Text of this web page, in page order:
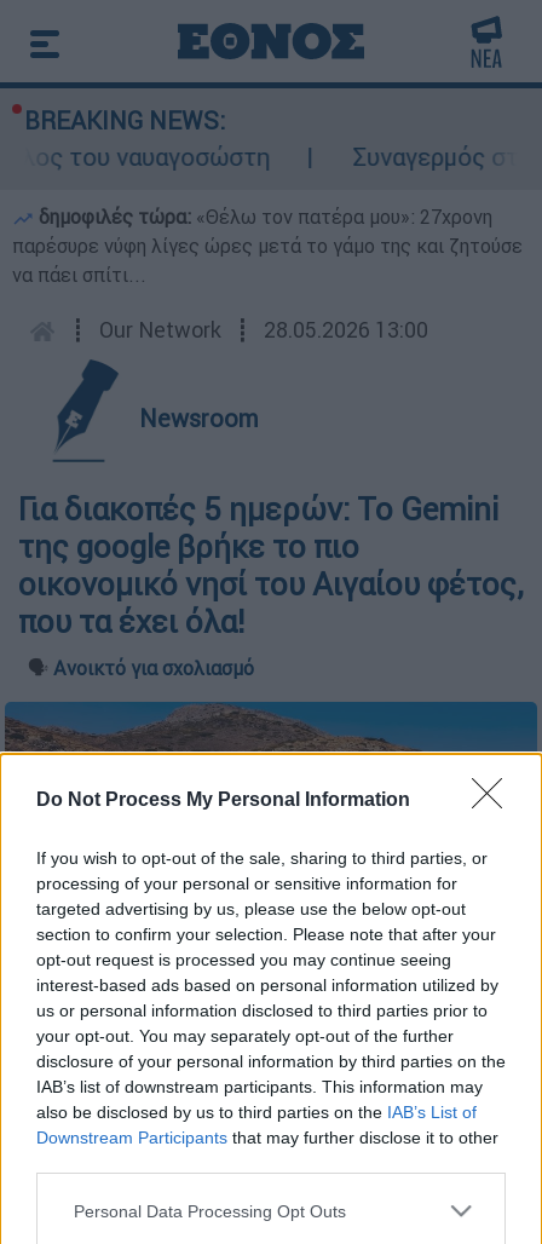
Do Not Process My Personal Information
If you wish to opt-out of the sale, sharing to third parties, or
processing of your personal or sensitive information for
targeted advertising by us, please use the below opt-out
section to confirm your selection. Please note that after your
opt-out request is processed you may continue seeing
interest-based ads based on personal information utilized by
us or personal information disclosed to third parties prior to
your opt-out. You may separately opt-out of the further
disclosure of your personal information by third parties on the
IAB’s list of downstream participants. This information may
also be disclosed by us to third parties on the IAB’s List of
Downstream Participants that may further disclose it to other
Please note that this website/app uses one or more Google
Personal Data Processing Opt Outs
BREAKING NEWS:
του ναυαγοσώστη
Συναγερμός
δημοφιλές τώρα: «Θέλω τον πατέρα μου»: 27χρονη
παρέσυρε νύφη λίγες ώρες μετά το γάμο της και ζητούσε
να πάει σπίτι...
┋ Our Network ┋ 28.05.2026 13:00
Newsroom
Για διακοπές 5 ημερών: Το Gemini
της google βρήκε το πιο
οικονομικό νησί του Αιγαίου φέτος,
που τα έχει όλα!
🗣️ Ανοικτό για σχολιασμό
Προσθέστε το ΕΘΝΟΣ στη Google
Μία ψαγμένη επιλογή για μερακλήδες που
θέλουν να συνδυάσουν ποιότητα, αλλά και